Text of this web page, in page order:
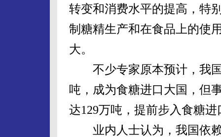
转变和消费水平的提高，特
制糖精生产和在食品上的使
大。
不少专家原本预计，我国
吨，成为食糖进口大国，但
达129万吨，提前步入食糖
业内人士认为，我国依赖